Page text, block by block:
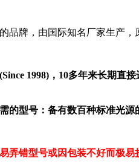
品牌，由国际知名厂家生产，
1998)，10多年来长期直
的型号：备有数百种标准光源
弄错型号或因包装不好而极易